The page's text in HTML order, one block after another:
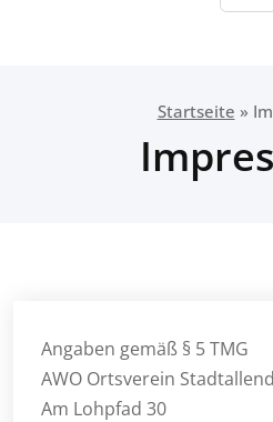
Startseite »
Angaben gemäß § 5 TMG
AWO Ortsverein
Am Lohpfad 30